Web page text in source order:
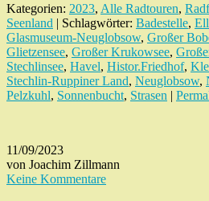
Kategorien: 2023, Alle Radtouren,
Seenland | Schlagwörter: Badestelle,
Glasmuseum-Neuglobsow, Großer
Glietzensee, Großer Krukowsee,
Stechlinsee, Havel, Histor.Friedhof,
Stechlin-Ruppiner Land, Neuglobsow,
Pelzkuhl, Sonnenbucht, Strasen |
11/09/2023
von Joachim Zillmann
Keine Kommentare